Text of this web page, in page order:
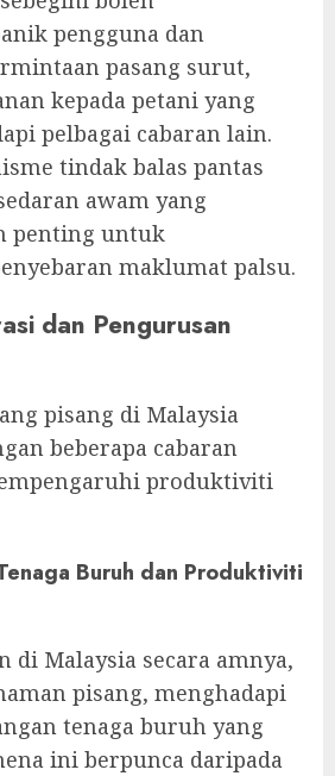
pengguna dan
pasang surut,
kepada petani yang
pelbagai cabaran lain.
tindak balas pantas
awam yang
penting untuk
maklumat palsu.
dan Pengurusan
pisang di Malaysia
beberapa cabaran
produktiviti
Buruh dan Produktiviti
di Malaysia secara amnya,
pisang, menghadapi
tenaga buruh yang
ini berpunca daripada